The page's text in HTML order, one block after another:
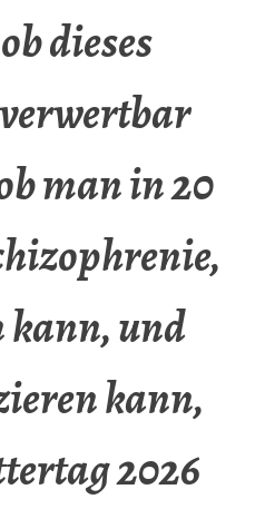
dieses
man in 20
kann, und
kann,
2026